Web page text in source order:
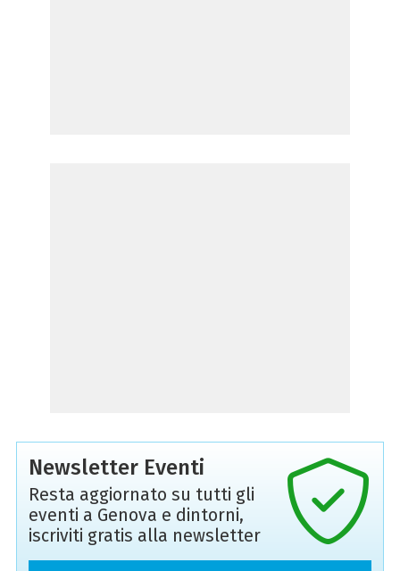
Newsletter Eventi
Resta aggiornato su tutti gli
eventi a Genova e dintorni,
iscriviti gratis alla newsletter